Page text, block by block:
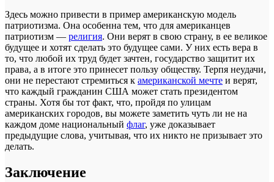
Здесь можно привести в пример американскую модель
патриотизма. Она особенна тем, что для американцев
патриотизм — религия. Они верят в свою страну, в ее великое
будущее и хотят сделать это будущее сами. У них есть вера в
то, что любой их труд будет зачтен, государство защитит их
права, а в итоге это принесет пользу обществу. Терпя неудачи,
они не перестают стремиться к американской мечте и верят,
что каждый гражданин США может стать президентом
страны. Хотя бы тот факт, что, пройдя по улицам
американских городов, вы можете заметить чуть ли не на
каждом доме национальный флаг, уже доказывает
предыдущие слова, учитывая, что их никто не призывает это
делать.
Заключение